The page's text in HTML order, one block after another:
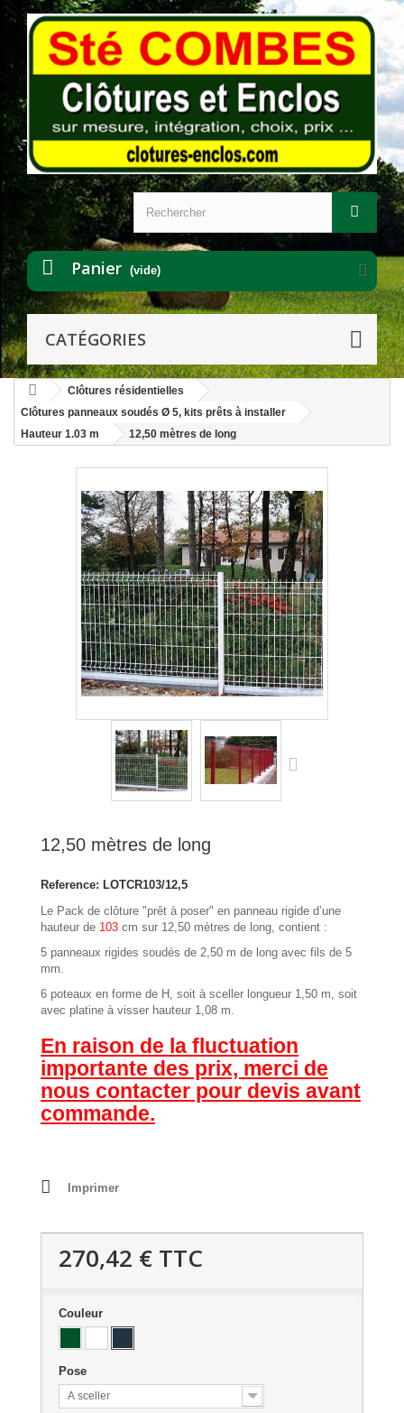
Panier (vide)
CATÉGORIES
Clôtures résidentielles
Clôtures panneaux soudés Ø 5, kits prêts à installer
Hauteur 1.03 m
12,50 mètres de long
12,50 mètres de long
Reference: LOTCR103/12,5
Le Pack de clôture "prêt à poser" en panneau rigide d’une
hauteur de 103 cm sur 12,50 mètres de long, contient :
5 panneaux rigides soudés de 2,50 m de long avec fils de 5
mm.
6 poteaux en forme de H, soit à sceller longueur 1,50 m, soit
avec platine à visser hauteur 1,08 m.
En raison de la fluctuation
importante des prix, merci de
nous contacter pour devis avant
commande.
Imprimer
270,42 € TTC
Couleur
Pose
A sceller